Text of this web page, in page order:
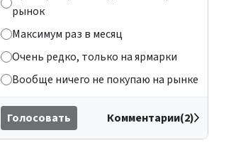
рынок
Максимум раз в месяц
Очень редко, только на ярмарки
Вообще ничего не покупаю на рынке
Голосовать Комментарии(2)